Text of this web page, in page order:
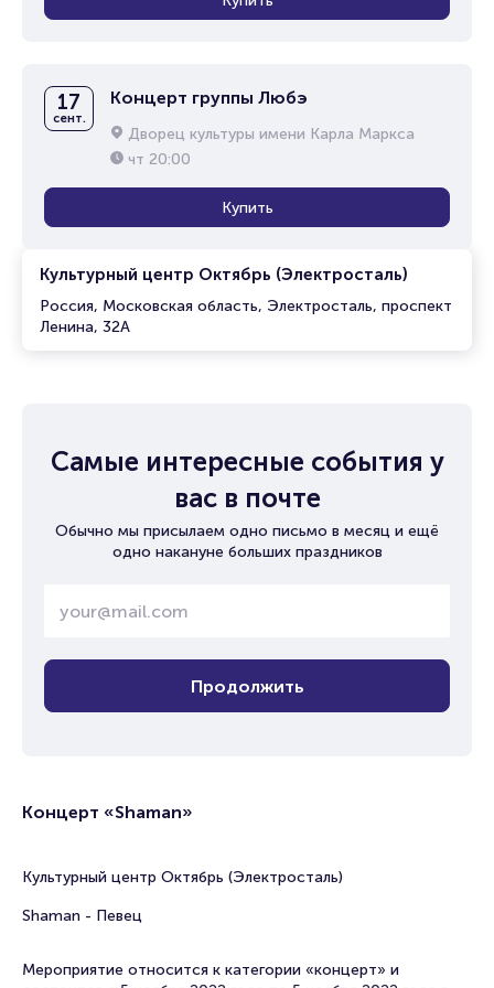
Культурный центр Октябрь (Электросталь)
Россия, Московская область, Электросталь, проспект
Ленина, 32А
17
сент.
Концерт группы Любэ
Дворец культуры имени Карла Маркса
чт 20:00
Купить
Самые интересные события у
вас в почте
Обычно мы присылаем одно письмо в месяц и ещё
одно накануне больших праздников
Продолжить
Концерт «Shaman»
Культурный центр Октябрь (Электросталь)
Shaman - Певец
Мероприятие относится к категории «концерт» и